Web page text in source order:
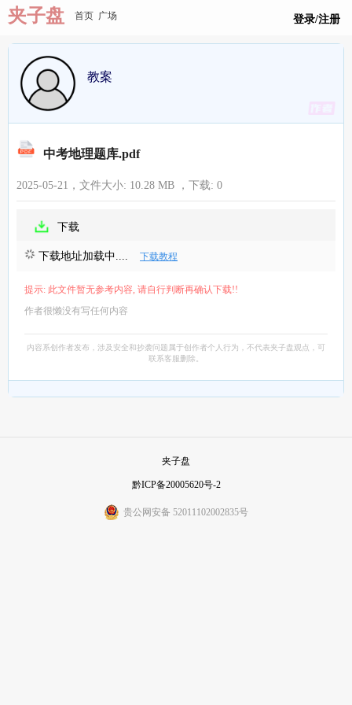
夹子盘 首页 广场 登录/注册
教案
中考地理题库.pdf
2025-05-21，文件大小: 10.28 MB ，下载: 0
下载
下载地址加载中.... 下载教程
提示: 此文件暂无参考内容, 请自行判断再确认下载!!
作者很懒没有写任何内容
内容系创作者发布，涉及安全和抄袭问题属于创作者个人行为，不代表夹子盘观点，可
联系客服删除。
夹子盘
黔ICP备20005620号-2
贵公网安备 52011102002835号